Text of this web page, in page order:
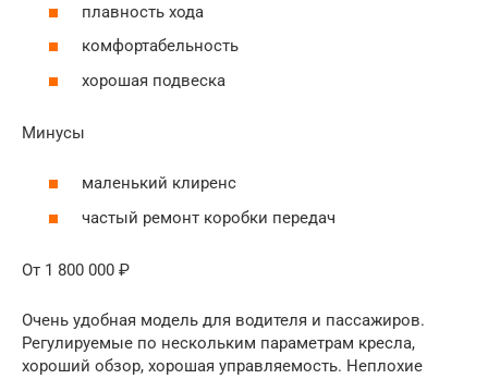
плавность хода
комфортабельность
хорошая подвеска
Минусы
маленький клиренс
частый ремонт коробки передач
От 1 800 000 ₽
Очень удобная модель для водителя и пассажиров.
Регулируемые по нескольким параметрам кресла,
хороший обзор, хорошая управляемость. Неплохие